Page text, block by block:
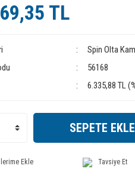
TL
Spin Olta
56168
6.335,88 TL
SEPETE EKLE
Tavsiye Et